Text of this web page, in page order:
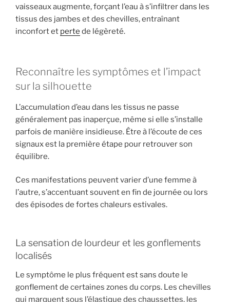
vaisseaux augmente, forçant l’eau à s’infiltrer dans les
tissus des jambes et des chevilles, entraînant
inconfort et perte de légèreté.
Reconnaître les symptômes et l’impact
sur la silhouette
L’accumulation d’eau dans les tissus ne passe
généralement pas inaperçue, même si elle s’installe
parfois de manière insidieuse. Être à l’écoute de ces
signaux est la première étape pour retrouver son
équilibre.
Ces manifestations peuvent varier d’une femme à
l’autre, s’accentuant souvent en fin de journée ou lors
des épisodes de fortes chaleurs estivales.
La sensation de lourdeur et les gonflements
localisés
Le symptôme le plus fréquent est sans doute le
gonflement de certaines zones du corps. Les chevilles
qui marquent sous l’élastique des chaussettes, les